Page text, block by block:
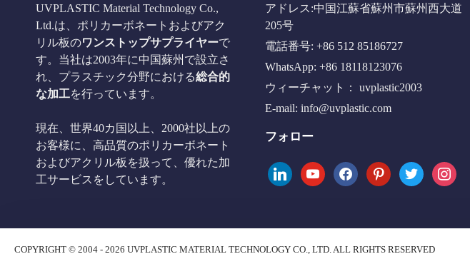
UVPLASTIC Material Technology Co.,
Ltd.は、ポリカーボネートおよびアク
リル板のワンストップサプライヤーで
す。当社は2003年に中国蘇州で設立さ
れ、プラスチック分野における総合的
な加工を行っています。
現在、世界40カ国以上、2000社以上の
お客様に、高品質のポリカーボネート
およびアクリル板を扱って、優れた加
工サービスをしています。
アドレス:中国江蘇省蘇州市蘇州西大道
205号
電話番号: +86 512 85186727
WhatsApp: +86 18118123076
ウィーチャット： uvplastic2003
E-mail: info@uvplastic.com
フォロー
linkedinyoutubefacebookpinteresttwitter instagram
COPYRIGHT © 2004 - 2026 UVPLASTIC MATERIAL TECHNOLOGY CO., LTD. ALL RIGHTS RESERVED